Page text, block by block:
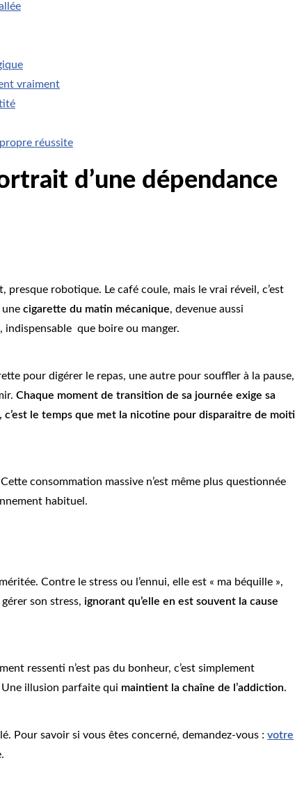
vraiment
réussite
d’une dépendance
robotique. Le café coule, mais le vrai réveil, c’est
une cigarette du matin mécanique, devenue aussi
indispensable que boire ou manger.
pour digérer le repas, une autre pour souffler à la pause,
Chaque moment de transition de sa journée exige sa
le temps que met la nicotine pour disparaitre de
consommation massive n’est même plus questionnée
habituel.
Contre le stress ou l’ennui, elle est « ma béquille »,
son stress, ignorant qu’elle en est souvent la cause
ressenti n’est pas du bonheur, c’est simplement
Une illusion parfaite qui maintient la chaîne de l’addiction.
Pour savoir si vous êtes concerné, demandez-vous : votre